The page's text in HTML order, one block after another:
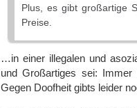
Plus, es gibt großartige
Preise.
…in einer illegalen und
und Großartiges sei:
Gegen Doofheit gibts leider